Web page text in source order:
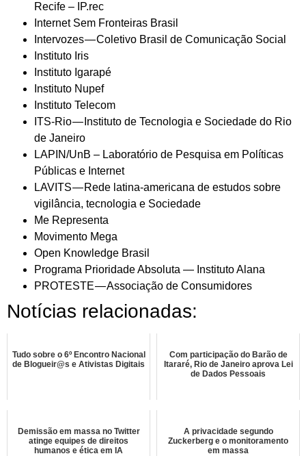
Recife – IP.rec
Internet Sem Fronteiras Brasil
Intervozes — Coletivo Brasil de Comunicação Social
Instituto Iris
Instituto Igarapé
Instituto Nupef
Instituto Telecom
ITS-Rio — Instituto de Tecnologia e Sociedade do Rio
de Janeiro
LAPIN/UnB – Laboratório de Pesquisa em Políticas
Públicas e Internet
LAVITS — Rede latina-americana de estudos sobre
vigilância, tecnologia e Sociedade
Me Representa
Movimento Mega
Open Knowledge Brasil
Programa Prioridade Absoluta — Instituto Alana
PROTESTE — Associação de Consumidores
Notícias relacionadas:
Tudo sobre o 6º Encontro Nacional
de Blogueir@s e Ativistas Digitais
Com participação do Barão de
Itararé, Rio de Janeiro aprova Lei
de Dados Pessoais
Demissão em massa no Twitter
atinge equipes de direitos
humanos e ética em IA
A privacidade segundo
Zuckerberg e o monitoramento
em massa